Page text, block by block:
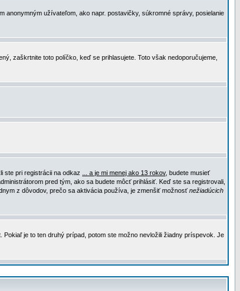
užívateľom, ako napr. postavičky, súkromné správy, posielanie
zaškrtnite toto políčko, keď se prihlasujete. Toto však nedoporučujeme,
ste pri registrácii na odkaz
... a je mi menej ako 13 rokov, budete musieť
pred tým, ako sa budete môcť prihlásiť. Keď ste sa registrovali,
z dôvodov, prečo sa aktivácia používa, je zmenšiť možnosťnežiadúcich
je to ten druhý prípad, potom ste možno nevložili žiadny príspevok. Je